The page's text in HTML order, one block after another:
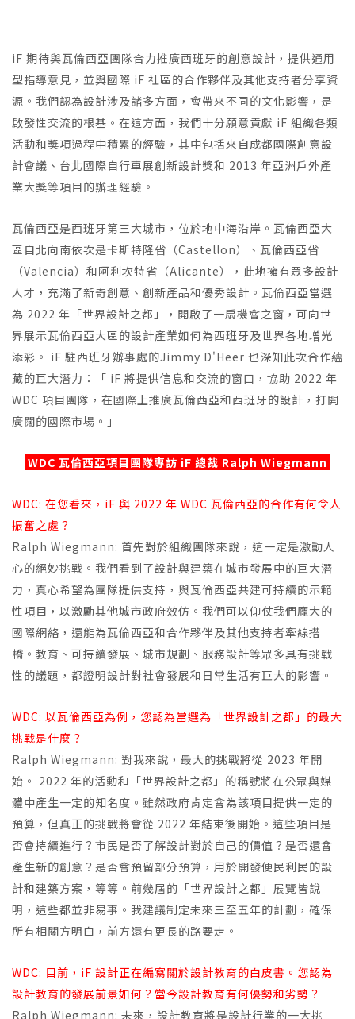
iF 期待與瓦倫西亞團隊合力推廣西班牙的創意設計，提供通用
型指導意見，並與國際 iF 社區的合作夥伴及其他支持者分享資
源。我們認為設計涉及諸多方面，會帶來不同的文化影響，是
啟發性交流的根基。在這方面，我們十分願意貢獻 iF 組織各類
活動和獎項過程中積累的經驗，其中包括來自成都國際創意設
計會議、台北國際自行車展創新設計獎和 2013 年亞洲戶外產
業大獎等項目的辦理經驗。
瓦倫西亞是西班牙第三大城市，位於地中海沿岸。瓦倫西亞大
區自北向南依次是卡斯特隆省（Castellon）、瓦倫西亞省
（Valencia）和阿利坎特省（Alicante），此地擁有眾多設計
人才，充滿了新奇創意、創新產品和優秀設計。瓦倫西亞當選
為 2022 年「世界設計之都」，開啟了一扇機會之窗，可向世
界展示瓦倫西亞大區的設計產業如何為西班牙及世界各地增光
添彩。 iF 駐西班牙辦事處的Jimmy D'Heer 也深知此次合作蘊
藏的巨大潛力：「 iF 將提供信息和交流的窗口，協助 2022 年
WDC 項目團隊，在國際上推廣瓦倫西亞和西班牙的設計，打開
廣闊的國際市場。」
WDC 瓦倫西亞項目團隊專訪 iF 總裁 Ralph Wiegmann
WDC: 在您看來，iF 與 2022 年 WDC 瓦倫西亞的合作有何令人
振奮之處？
Ralph Wiegmann: 首先對於組織團隊來說，這一定是激動人
心的絕妙挑戰。我們看到了設計與建築在城市發展中的巨大潛
力，真心希望為團隊提供支持，與瓦倫西亞共建可持續的示範
性項目，以激勵其他城市政府效仿。我們可以仰仗我們龐大的
國際網絡，還能為瓦倫西亞和合作夥伴及其他支持者牽線搭
橋。教育、可持續發展、城市規劃、服務設計等眾多具有挑戰
性的議題，都證明設計對社會發展和日常生活有巨大的影響。
WDC: 以瓦倫西亞為例，您認為當選為「世界設計之都」的最大
挑戰是什麼？
Ralph Wiegmann: 對我來說，最大的挑戰將從 2023 年開
始。 2022 年的活動和「世界設計之都」的稱號將在公眾與媒
體中產生一定的知名度。雖然政府肯定會為該項目提供一定的
預算，但真正的挑戰將會從 2022 年結束後開始。這些項目是
否會持續進行？市民是否了解設計對於自己的價值？是否還會
產生新的創意？是否會預留部分預算，用於開發便民利民的設
計和建築方案，等等。前幾屆的「世界設計之都」展覽皆說
明，這些都並非易事。我建議制定未來三至五年的計劃，確保
所有相關方明白，前方還有更長的路要走。
WDC: 目前，iF 設計正在編寫關於設計教育的白皮書。您認為
設計教育的發展前景如何？當今設計教育有何優勢和劣勢？
Ralph Wiegmann: 未來，設計教育將是設計行業的一大挑